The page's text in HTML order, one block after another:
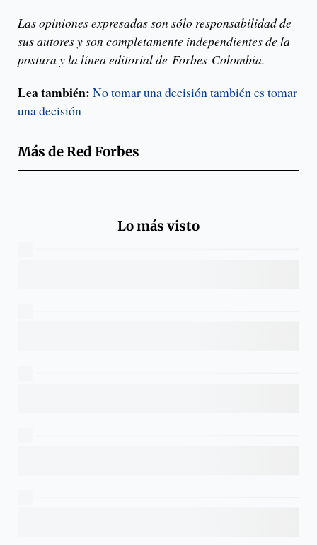
Las opiniones expresadas son sólo responsabilidad de
sus autores y son completamente independientes de la
postura y la línea editorial de Forbes Colombia.
Lea también: No tomar una decisión también es tomar
una decisión
Más deRed Forbes
Lo más visto